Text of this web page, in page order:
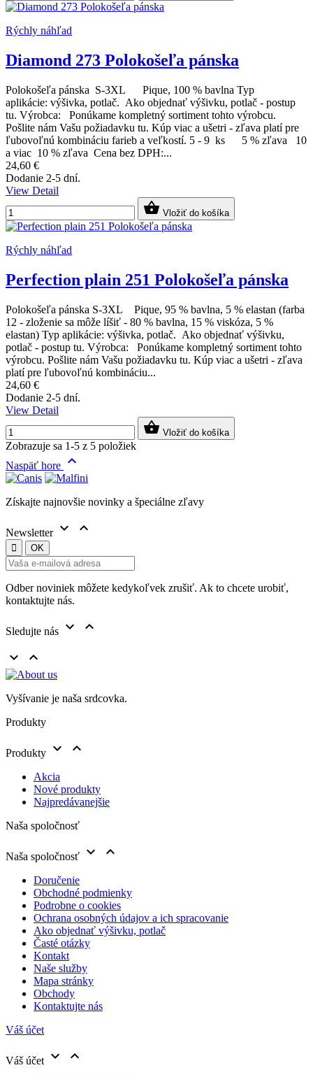
Rýchly náhľad
Diamond 273 Polokošeľa pánska
Polokošeľa pánska S-3XL Pique, 100 % bavlna Typ
aplikácie: výšivka, potlač. Ako objednať výšivku, potlač - postup
tu. Výrobca: Ponúkame kompletný sortiment tohto výrobcu.
Pošlite nám Vašu požiadavku tu. Kúp viac a ušetri - zľava platí pre
ľubovoľnú kombináciu farieb a veľkostí. 5 - 9 ks 5 % zľava 10
a viac 10 % zľava Cena bez DPH:...
24,60 €
Dodanie 2-5 dní.
View Detail
 Vložiť do košíka
Rýchly náhľad
Perfection plain 251 Polokošeľa pánska
Polokošeľa pánska S-3XL Pique, 95 % bavlna, 5 % elastan (farba
12 - zloženie sa môže líšiť - 80 % bavlna, 15 % viskóza, 5 %
elastan) Typ aplikácie: výšivka, potlač. Ako objednať výšivku,
potlač - postup tu. Výrobca: Ponúkame kompletný sortiment tohto
výrobcu. Pošlite nám Vašu požiadavku tu. Kúp viac a ušetri - zľava
platí pre ľubovoľnú kombináciu...
24,60 €
Dodanie 2-5 dní.
View Detail
 Vložiť do košíka
Zobrazuje sa 1-5 z 5 položiek
Naspäť hore 
Získajte najnovšie novinky a špeciálne zľavy
Newsletter  
Odber noviniek môžete kedykoľvek zrušiť. Ak to chcete urobiť,
kontaktujte nás.
Sledujte nás 



Vyšívanie je naša srdcovka.
Produkty
Produkty  
Akcia
Nové produkty
Najpredávanejšie
Naša spoločnosť
Naša spoločnosť  
Doručenie
Obchodné podmienky
Podrobne o cookies
Ochrana osobných údajov a ich spracovanie
Ako objednať výšivku, potlač
Časté otázky
Kontakt
Naše služby
Mapa stránky
Obchody
Kontaktujte nás
Váš účet
Váš účet  